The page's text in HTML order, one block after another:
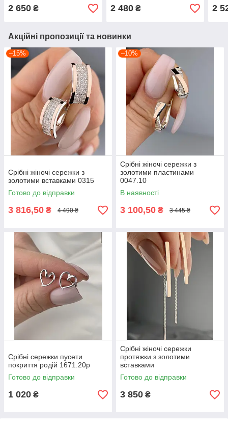
2 650 ₴ 2 480₴ 2
Акційні пропозиції та новинки
–15%
Срібні жіночі сережки з
золотими вставками 0315
Готово до відправки
3 816,50 ₴ 4 490 ₴
–10%
Срібні жіночі сережки з
золотими пластинами
0047.10
В наявності
3 100,50 ₴ 3 445 ₴
Срібні сережки пусети
покриття родій 1671.20р
Готово до відправки
1 020 ₴
Срібні жіночі сережки
протяжки з золотими
вставками
Готово до відправки
3 850 ₴